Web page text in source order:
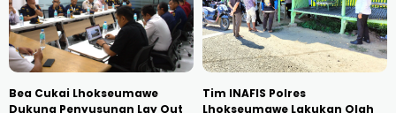
Bea Cukai Lhokseumawe
Dukung Penyusunan Lay Out
Tim INAFIS Polres
Lhokseumawe Lakukan Olah